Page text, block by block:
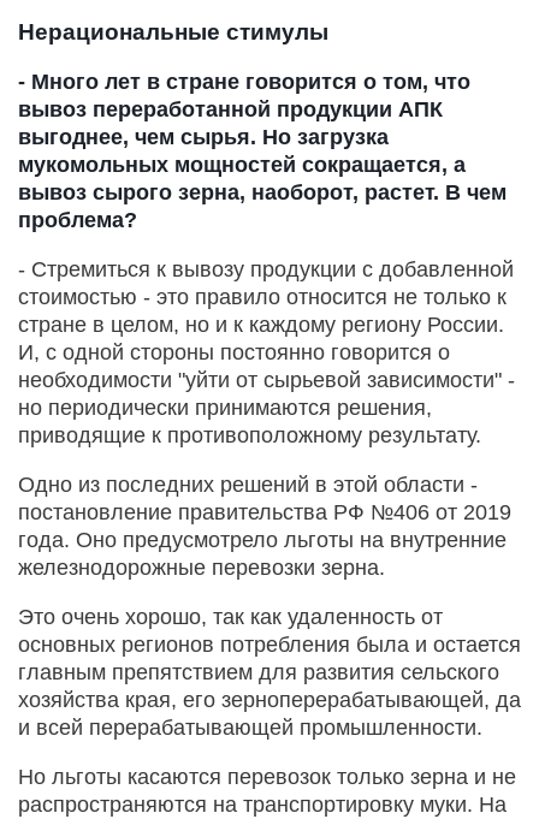
Нерациональные стимулы
- Много лет в стране говорится о том, что
вывоз переработанной продукции АПК
выгоднее, чем сырья. Но загрузка
мукомольных мощностей сокращается, а
вывоз сырого зерна, наоборот, растет. В чем
проблема?
- Стремиться к вывозу продукции с добавленной
стоимостью - это правило относится не только к
стране в целом, но и к каждому региону России.
И, с одной стороны постоянно говорится о
необходимости "уйти от сырьевой зависимости" -
но периодически принимаются решения,
приводящие к противоположному результату.
Одно из последних решений в этой области -
постановление правительства РФ №406 от 2019
года. Оно предусмотрело льготы на внутренние
железнодорожные перевозки зерна.
Это очень хорошо, так как удаленность от
основных регионов потребления была и остается
главным препятствием для развития сельского
хозяйства края, его зерноперерабатывающей, да
и всей перерабатывающей промышленности.
Но льготы касаются перевозок только зерна и не
распространяются на транспортировку муки. На